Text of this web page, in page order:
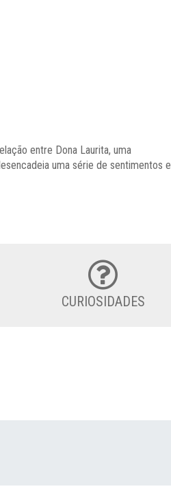
entre Dona Laurita, uma
uma série de sentimentos e
CURIOSIDADES